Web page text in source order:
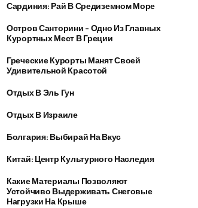
Сардиния: Рай В Средиземном Море
Остров Санторини – Одно Из Главных
Курортных Мест В Греции
Греческие Курорты Манят Своей
Удивительной Красотой
Отдых В Эль Гун
Отдых В Израиле
Болгария: Выбирай На Вкус
Китай: Центр Культурного Наследия
Какие Материалы Позволяют
Устойчиво Выдерживать Снеговые
Нагрузки На Крыше